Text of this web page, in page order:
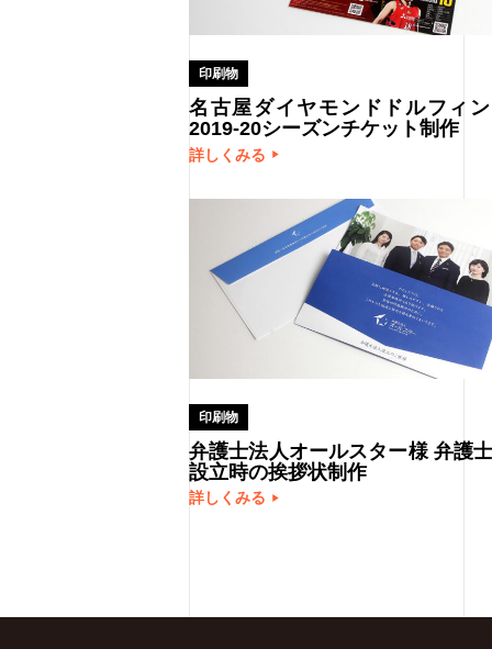
印刷物
名古屋ダイヤモンドドルフィ
2019-20シーズンチケット制作
詳しくみる
印刷物
弁護士法人オールスター様 弁護
設立時の挨拶状制作
詳しくみる